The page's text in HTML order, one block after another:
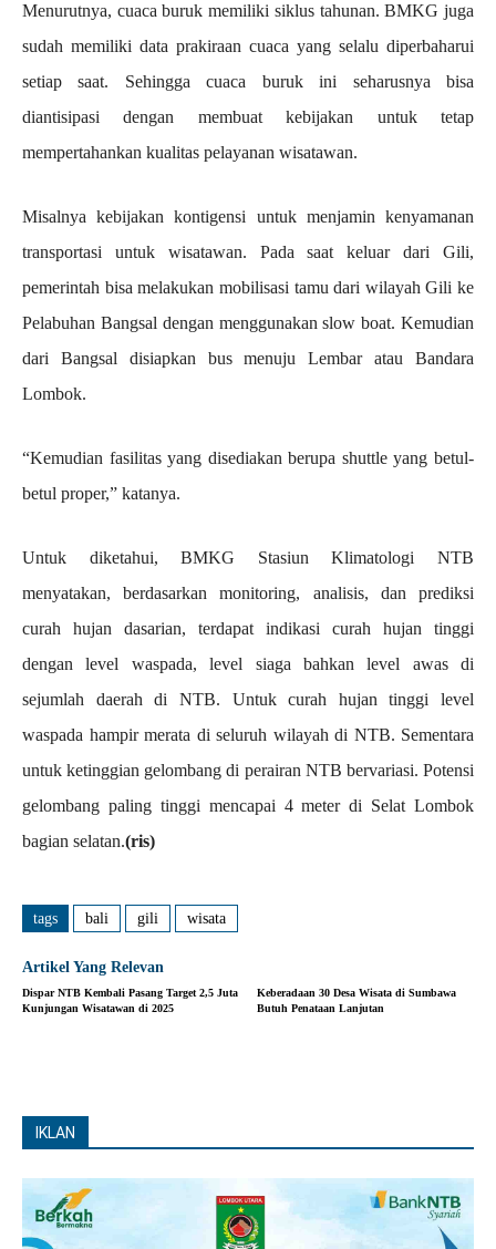
Menurutnya, cuaca buruk memiliki siklus tahunan. BMKG juga
sudah memiliki data prakiraan cuaca yang selalu diperbaharui
setiap saat. Sehingga cuaca buruk ini seharusnya bisa
diantisipasi dengan membuat kebijakan untuk tetap
mempertahankan kualitas pelayanan wisatawan.
Misalnya kebijakan kontigensi untuk menjamin kenyamanan
transportasi untuk wisatawan. Pada saat keluar dari Gili,
pemerintah bisa melakukan mobilisasi tamu dari wilayah Gili ke
Pelabuhan Bangsal dengan menggunakan slow boat. Kemudian
dari Bangsal disiapkan bus menuju Lembar atau Bandara
Lombok.
“Kemudian fasilitas yang disediakan berupa shuttle yang betul-
betul proper,” katanya.
Untuk diketahui, BMKG Stasiun Klimatologi NTB
menyatakan, berdasarkan monitoring, analisis, dan prediksi
curah hujan dasarian, terdapat indikasi curah hujan tinggi
dengan level waspada, level siaga bahkan level awas di
sejumlah daerah di NTB. Untuk curah hujan tinggi level
waspada hampir merata di seluruh wilayah di NTB. Sementara
untuk ketinggian gelombang di perairan NTB bervariasi. Potensi
gelombang paling tinggi mencapai 4 meter di Selat Lombok
bagian selatan.(ris)
tags bali gili wisata
Artikel Yang Relevan
Dispar NTB Kembali Pasang Target 2,5 Juta
Kunjungan Wisatawan di 2025
Keberadaan 30 Desa Wisata di Sumbawa
Butuh Penataan Lanjutan
IKLAN